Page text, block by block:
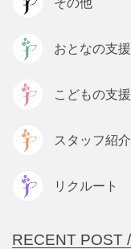
おとなの支援
こどもの支援
スタッフ紹介
リクルート
RECENT POST /